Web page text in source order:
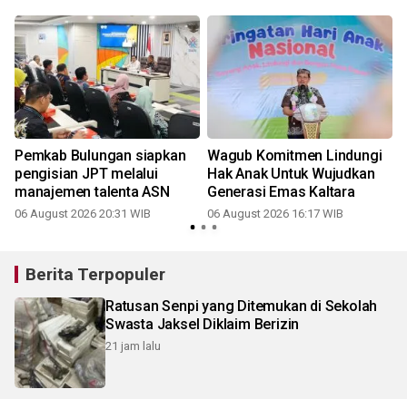
Pemkab Bulungan siapkan
pengisian JPT melalui
manajemen talenta ASN
06 August 2026 20:31 WIB
Wagub Komitmen Lindungi
Hak Anak Untuk Wujudkan
Generasi Emas Kaltara
06 August 2026 16:17 WIB
Berita Terpopuler
Ratusan Senpi yang Ditemukan di Sekolah
Swasta Jaksel Diklaim Berizin
21 jam lalu